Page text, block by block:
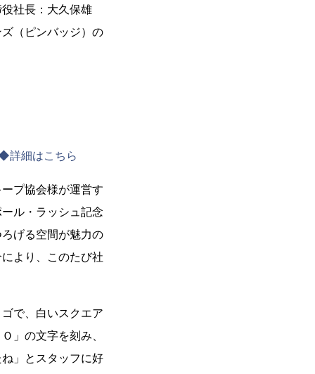
社長：大久保雄
（ピンバッジ）の
細はこちら
プ協会様が運営す
ル・ラッシュ記念
げる空間が魅力の
より、このたび社
で、白いスクエア
」の文字を刻み、
」とスタッフに好